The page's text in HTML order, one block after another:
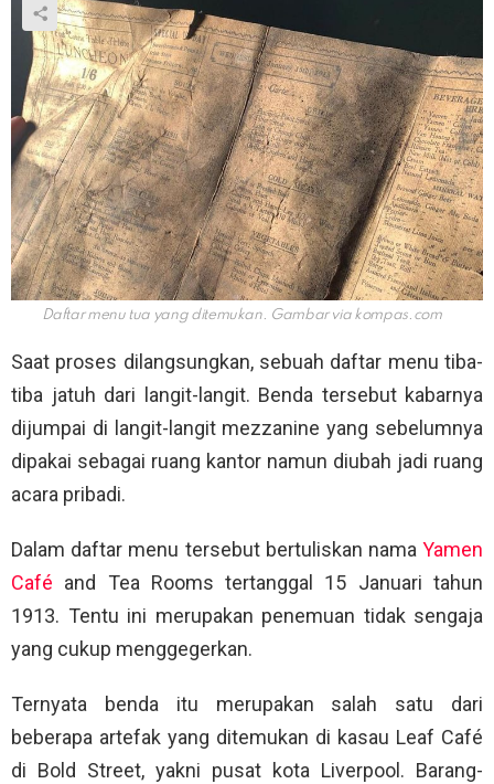
Daftar menu tua yang ditemukan. Gambar via kompas.com
Saat proses dilangsungkan, sebuah daftar menu tiba-
tiba jatuh dari langit-langit. Benda tersebut kabarnya
dijumpai di langit-langit mezzanine yang sebelumnya
dipakai sebagai ruang kantor namun diubah jadi ruang
acara pribadi.
Dalam daftar menu tersebut bertuliskan nama Yamen
Café and Tea Rooms tertanggal 15 Januari tahun
1913. Tentu ini merupakan penemuan tidak sengaja
yang cukup menggegerkan.
Ternyata benda itu merupakan salah satu dari
beberapa artefak yang ditemukan di kasau Leaf Café
di Bold Street, yakni pusat kota Liverpool. Barang-